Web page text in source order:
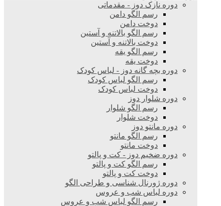
دوره نازک دوز - مقدماتی
رسم الگو دامن
دوخت دامن
رسم الگو بالاتنه و آستین
دوخت بالاتنه و آستین
رسم الگو یقه
دوخت یقه
دوره بچه گانه دوز - لباس کودک
رسم الگو لباس کودک
دوخت لباس کودک
دوره شلوار دوز
رسم الگو شلوار
دوخت شلوار
دوره مانتو دوز
رسم الگو مانتو
دوخت مانتو
دوره ضخیم دوز - کت و پالتو
رسم الگو کت و پالتو
دوخت کت و پالتو
دوره ژورنال شناسی و طراحی الگو
دوره لباس شب و عروس
رسم الگو لباس شب و عروس